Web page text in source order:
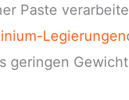
Paste
Legierungen
geringen